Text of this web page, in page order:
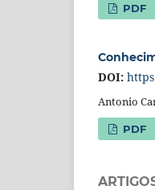
PDF
DOI:
Antonio
PDF